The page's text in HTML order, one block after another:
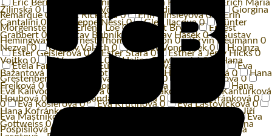
Eric Berne
Eric Knight Erich Kästner
Erich Maria
Remarque0 Erik Rickstad0 Erin Kinsleyová0
Erin
Morgenstern
Erlend Loe0 Ernest Bryll
Ernest
Hemingway
Ernest Thompson Seton 0 Ervín Neumann 0
Ester Geislerová0 Ester Stará0 Esther a Jerry Hicks0
Etela Farkašová
Euripides Eva Dolejšová
Eva
Grestenbergerová
Eva Hauserová 0 Eva Holubová0
Eva Kalivodová Štichová0 Eva Kaňáková
Eva Kantůrková
0
Eva Košlerová0 Eva Krutinová0 Eva Laštovičková0
Eva Mastníková
Eva
Pospíšilová0
Eva
Žilinská 0 Galatíková Věra Genadij Rumlena
Giorgina
Cantalini0 Giuseppe Nessi0 Glen Ilacqua0
Günter
Grabbert 0 Gustav Bubník Gustav Hašek 0
Gustav
Nezval0 Gustáv Valach 0 Gustav Vondráček0
H:o)nza
Vojtko 0 H.Vagnerová0 Halina Pawlowská0
Hana
Bažantová
Hana Brothánková Hana Drnovská 0
Hana
Frejková 0 Hana Gregorová Hana Hegerová
Hana
Houbová0 Hana Igonda Ševčíková0 Hana Kofránková0
Hana Kofránková a Karel Pospíšil
Hana Kostelecká a Jiří
Gottweiss0
Hana